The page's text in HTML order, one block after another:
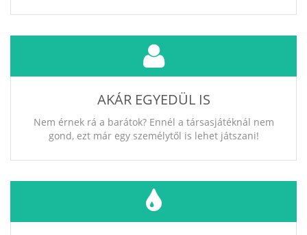
AKÁR EGYEDÜL IS
Nem érnek rá a barátok? Ennél a társasjátéknál nem
gond, ezt már egy személytől is lehet játszani!